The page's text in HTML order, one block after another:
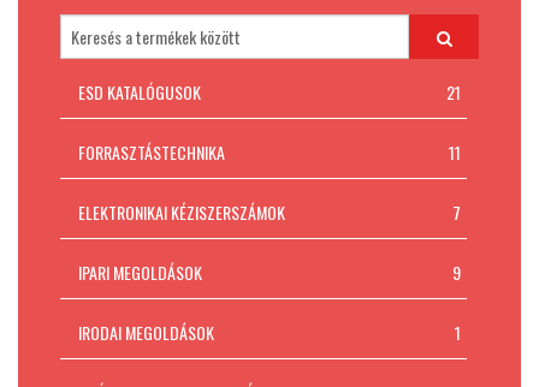
Padlókivitelezés
MI AZ ESD VÉDELEM?
Kapcsolat
ESD KATALÓGUSOK 21
FORRASZTÁSTECHNIKA 11
ELEKTRONIKAI KÉZISZERSZÁMOK 7
IPARI MEGOLDÁSOK 9
IRODAI MEGOLDÁSOK 1